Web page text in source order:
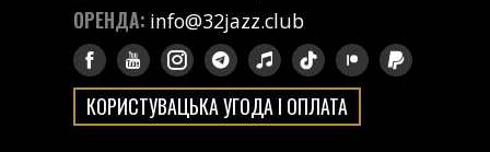
ОРЕНДА: info@32jazz.club
КОРИСТУВАЦЬКА УГОДА І ОПЛАТА